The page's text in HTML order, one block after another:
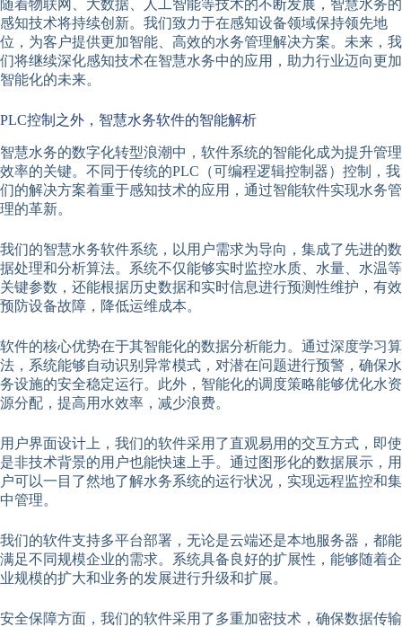
随着物联网、大数据、人工智能等技术的不断发展，智慧水务的
感知技术将持续创新。我们致力于在感知设备领域保持领先地
位，为客户提供更加智能、高效的水务管理解决方案。未来，我
们将继续深化感知技术在智慧水务中的应用，助力行业迈向更加
智能化的未来。
PLC控制之外，智慧水务软件的智能解析
智慧水务的数字化转型浪潮中，软件系统的智能化成为提升管理
效率的关键。不同于传统的PLC（可编程逻辑控制器）控制，我
们的解决方案着重于感知技术的应用，通过智能软件实现水务管
理的革新。
我们的智慧水务软件系统，以用户需求为导向，集成了先进的数
据处理和分析算法。系统不仅能够实时监控水质、水量、水温等
关键参数，还能根据历史数据和实时信息进行预测性维护，有效
预防设备故障，降低运维成本。
软件的核心优势在于其智能化的数据分析能力。通过深度学习算
法，系统能够自动识别异常模式，对潜在问题进行预警，确保水
务设施的安全稳定运行。此外，智能化的调度策略能够优化水资
源分配，提高用水效率，减少浪费。
用户界面设计上，我们的软件采用了直观易用的交互方式，即使
是非技术背景的用户也能快速上手。通过图形化的数据展示，用
户可以一目了然地了解水务系统的运行状况，实现远程监控和集
中管理。
我们的软件支持多平台部署，无论是云端还是本地服务器，都能
满足不同规模企业的需求。系统具备良好的扩展性，能够随着企
业规模的扩大和业务的发展进行升级和扩展。
安全保障方面，我们的软件采用了多重加密技术，确保数据传输